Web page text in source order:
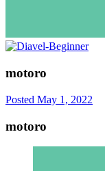
motoro
Posted May 1, 2022
motoro